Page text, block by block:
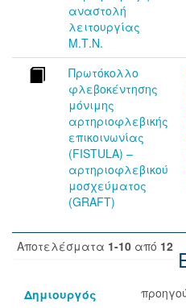
αναστολή
λειτουργίας
Μ.Τ.Ν.
Πρωτόκολλο
φλεβοκέντησης
μόνιμης
αρτηριοφλεβικής
επικοινωνίας
(FISTULA) –
αρτηριοφλεβικού
μοσχεύματος
(GRAFT)
Αποτελέσματα 1-10 από 12
Δημιουργός